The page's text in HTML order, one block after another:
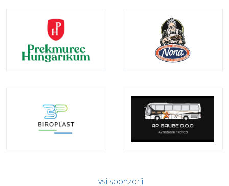
vsi sponzorji